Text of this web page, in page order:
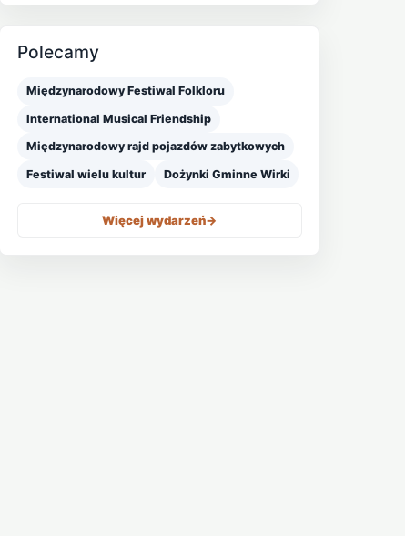
Polecamy
Międzynarodowy Festiwal Folkloru
International Musical Friendship
Międzynarodowy rajd pojazdów zabytkowych
Festiwal wielu kultur Dożynki Gminne Wirki
Więcej wydarzeń->